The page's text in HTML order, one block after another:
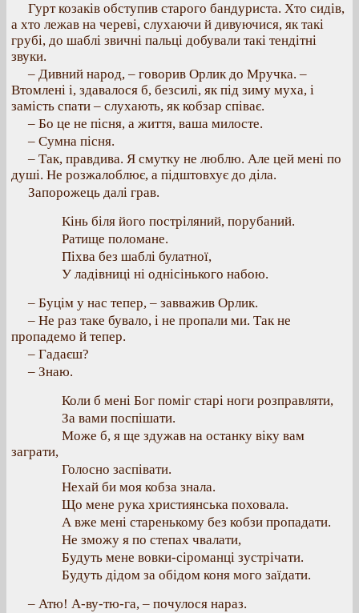
Гурт козаків обступив старого бандуриста. Хто сидів,
а хто лежав на череві, слухаючи й дивуючися, як такі
грубі, до шаблі звичні пальці добували такі тендітні
звуки.
– Дивний народ, – говорив Орлик до Мручка. –
Втомлені і, здавалося б, безсилі, як під зиму муха, і
замість спати – слухають, як кобзар співає.
– Бо це не пісня, а життя, ваша милосте.
– Сумна пісня.
– Так, правдива. Я смутку не люблю. Але цей мені по
душі. Не розжалоблює, а підштовхує до діла.
Запорожець далі грав.
Кінь біля його постріляний, порубаний.
Ратище поломане.
Піхва без шаблі булатної,
У ладівниці ні однісінького набою.
– Буцім у нас тепер, – завважив Орлик.
– Не раз таке бувало, і не пропали ми. Так не
пропадемо й тепер.
– Гадаєш?
– Знаю.
Коли б мені Бог поміг старі ноги розправляти,
За вами поспішати.
Може б, я ще здужав на останку віку вам
заграти,
Голосно заспівати.
Нехай би моя кобза знала.
Що мене рука християнська поховала.
А вже мені старенькому без кобзи пропадати.
Не зможу я по степах чвалати,
Будуть мене вовки-сіроманці зустрічати.
Будуть дідом за обідом коня мого заїдати.
– Атю! А-ву-тю-га, – почулося нараз.